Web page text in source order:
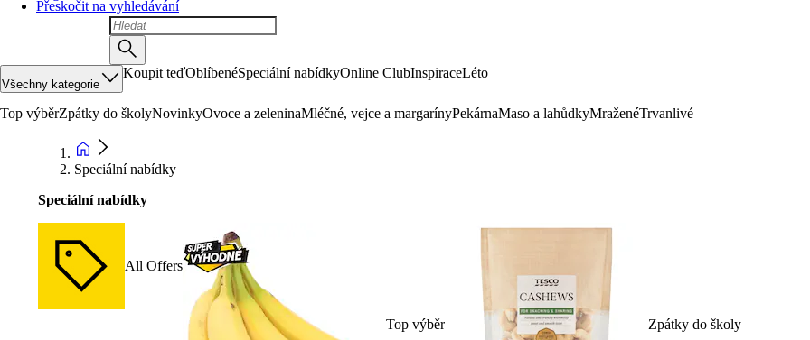
Přeskočit na vyhledávání
Všechny kategorie
Koupit teďOblíbenéSpeciální nabídkyOnline ClubInspiraceLéto
Top výběrZpátky do školyNovinkyOvoce a zeleninaMléčné, vejce a margarínyPekárnaMaso a lahůdkyMraženéTrvanlivé
Speciální nabídky
Speciální nabídky
All Offers
Top výběr Zpátky do školy